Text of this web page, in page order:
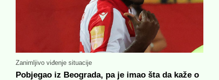
Zanimljivo viđenje situacije
Pobjegao iz Beograda, pa je imao šta da kaže o